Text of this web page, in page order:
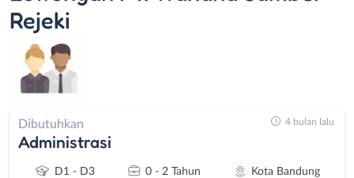
Rejeki
Dibutuhkan
Administrasi
D1 - D3 0 - 2 Tahun Kota Bandung
4 bulan lalu